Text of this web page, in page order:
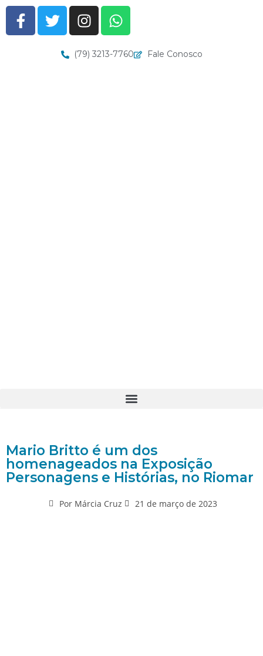
(79) 3213-7760 Fale Conosco
Mario Britto é um dos
homenageados na Exposição
Personagens e Histórias, no Riomar
PorMárcia Cruz 21 de março de 2023